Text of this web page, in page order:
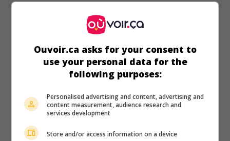
Evelyne Dress
au cinéma
Ouvoir.ca asks for your consent to
use your personal data for the
following purposes:
Personalised advertising and content, advertising and
content measurement, audience research and
services development
Store and/or access information on a device